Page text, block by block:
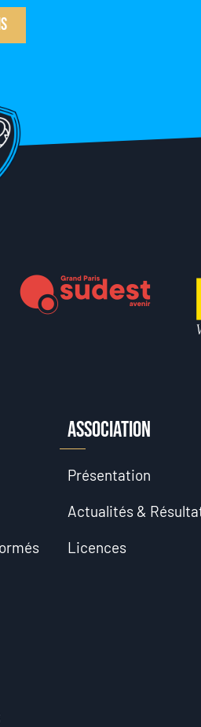
Association
Présentation
Actualités &
Licences